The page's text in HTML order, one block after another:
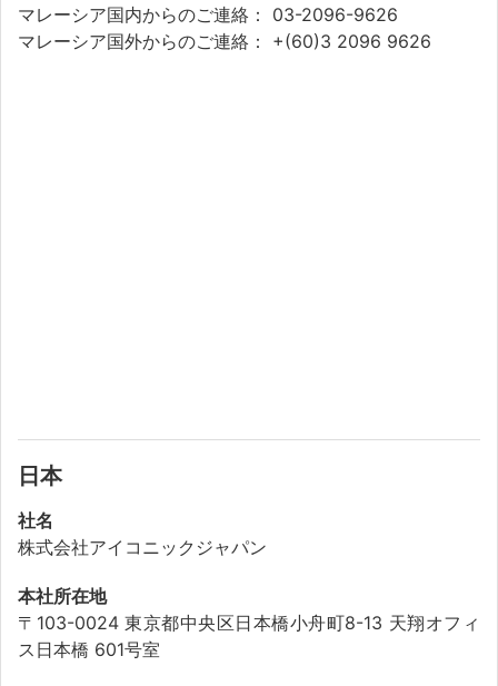
マレーシア国内からのご連絡： 03-2096-9626
マレーシア国外からのご連絡： +(60)3 2096 9626
日本
社名
株式会社アイコニックジャパン
本社所在地
〒103-0024 東京都中央区日本橋小舟町8-13 天翔オフィ
ス日本橋 601号室